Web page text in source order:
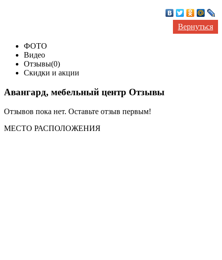
Вернуться
ФОТО
Видео
Отзывы(0)
Скидки и акции
Авангард, мебельный центр Отзывы
Отзывов пока нет. Оставьте отзыв первым!
МЕСТО РАСПОЛОЖЕНИЯ